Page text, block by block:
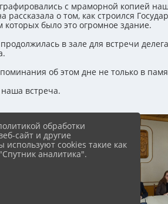
с мраморной копией
о том, как строился
было это огромное здание.
в зале для встречи
об этом дне не только в
встреча.
обработки
сайт и другие
cookies такие как
аналитика".